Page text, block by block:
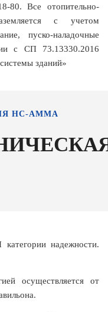
80. Все отопительно-
с учетом
пуско-наладочные
с СП 73.13330.2016
зданий»
НС-АММА
надежности.
осуществляется от